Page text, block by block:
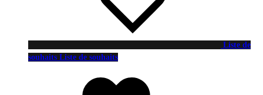
Liste de
souhaits Liste de souhaits